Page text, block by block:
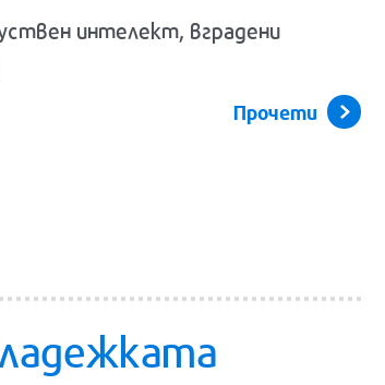
интелект, вградени
Прочети